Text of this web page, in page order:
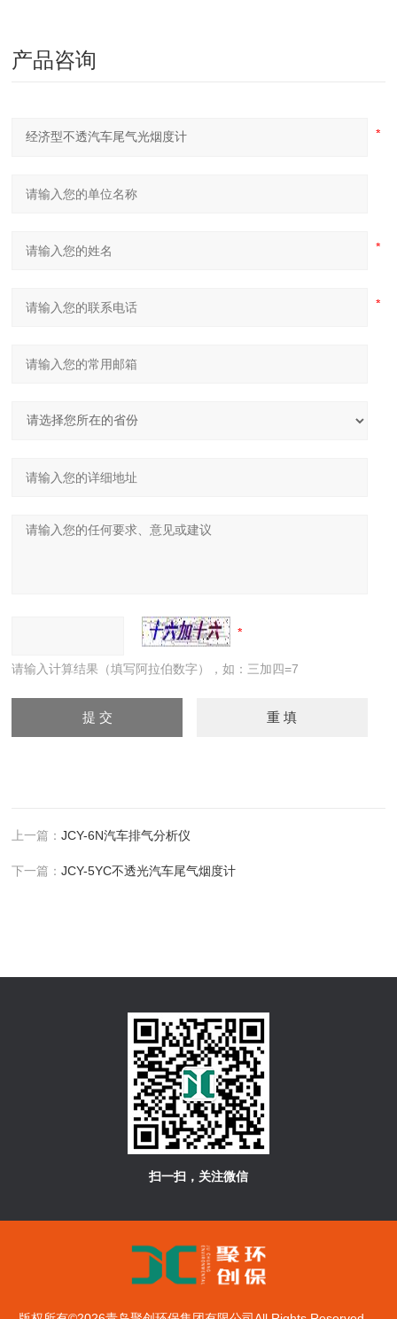
产品咨询
请输入计算结果（填写阿拉伯数字），如：三加四=7
上一篇：JCY-6N汽车排气分析仪
下一篇：JCY-5YC不透光汽车尾气烟度计
扫一扫，关注微信